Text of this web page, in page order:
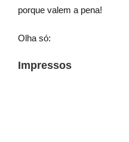
porque valem a pena!
Olha só:
Impressos